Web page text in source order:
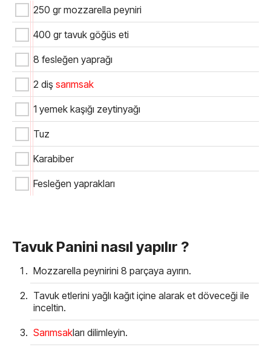
250 gr mozzarella peyniri
400 gr tavuk göğüs eti
8 fesleğen yaprağı
2 diş sarımsak
1 yemek kaşığı zeytinyağı
Tuz
Karabiber
Fesleğen yaprakları
Tavuk Panini nasıl yapılır ?
Mozzarella peynirini 8 parçaya ayırın.
Tavuk etlerini yağlı kağıt içine alarak et döveceği ile
inceltin.
Sarımsakları dilimleyin.